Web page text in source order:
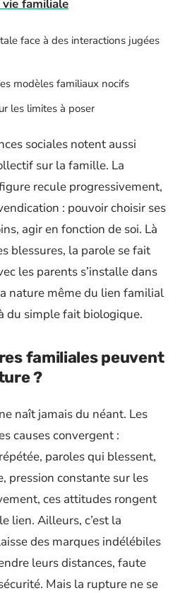
familiale
face à des interactions jugées
modèles familiaux nocifs
les limites à poser
sociales notent aussi
sur la famille. La
recule progressivement,
: pouvoir choisir ses
agir en fonction de soi. Là
blessures, la parole se fait
les parents s’installe dans
nature même du lien familial
du simple fait biologique.
familiales peuvent
?
naît jamais du néant. Les
causes convergent :
paroles qui blessent,
pression constante sur les
ces attitudes rongent
lien. Ailleurs, c’est la
des marques indélébiles
leurs distances, faute
Mais la rupture ne se